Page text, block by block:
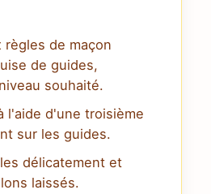
règles de maçon
de guides,
souhaité.
l'aide d'une troisième
sur les guides.
délicatement et
laissés.